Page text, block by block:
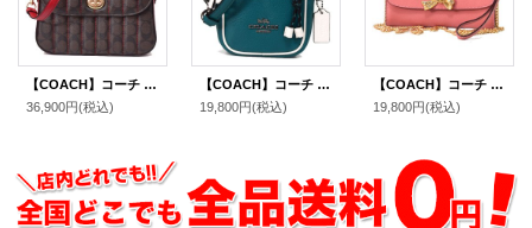
【COACH】コーチ コーティングキャンバス スムースレザー シグネチャー マーリー キルティング トップ ハンドル サッチェル クロスボディ 斜め掛け 2WAY ショルダー ハンドバッグ ブラウン×レッド（日本未発売）
36,900円(税込)
【COACH】コーチ ぺブルレザー ヴェイル フィービー カラーブロック クロスボディ 2way ショルダー 斜め掛け クラッチ バッグ ビリジアン（日本未発売）
19,800円(税込)
【COACH】コーチ レザー チェーン ショルダー クロスボディ クラッチ リストレット 3WAY 斜め掛けバッグ ヴィンテージピンク（日本未発売）
19,800円(税込)